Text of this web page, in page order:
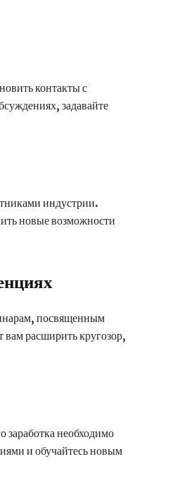
контакты с
задавайте
индустрии.
новые возможности
посвященным
расширить кругозор,
заработка необходимо
и обучайтесь новым